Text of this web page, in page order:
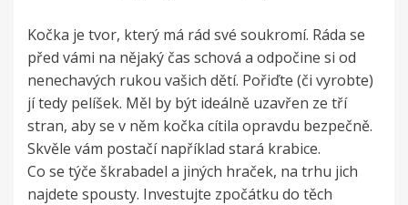
Kočka je tvor, který má rád své soukromí. Ráda se
před vámi na nějaký čas schová a odpočine si od
nenechavých rukou vašich dětí. Pořiďte (či vyrobte)
jí tedy pelíšek. Měl by být ideálně uzavřen ze tří
stran, aby se v něm kočka cítila opravdu bezpečně.
Skvěle vám postačí například stará krabice.
Co se týče škrabadel a jiných hraček, na trhu jich
najdete spousty. Investujte zpočátku do těch